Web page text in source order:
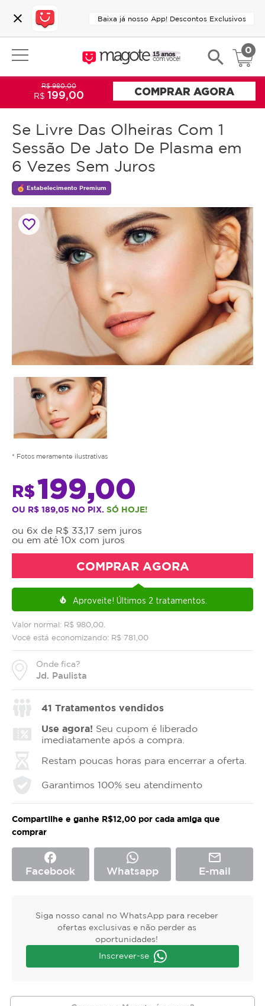
close Baixa já nosso App! Descontos Exclusivos
search 0
Se Livre Das Olheiras Com 1
Sessão De Jato De Plasma em
6 Vezes Sem Juros
Estabelecimento Premium
favorite_border
* Fotos meramente ilustrativas
Valor normal: R$ 980,00.
Você está economizando: R$ 781,00
Onde fica?
Jd. Paulista
R$199,00
OU R$ 189,05 NO PIX. SÓ HOJE!
ou 6x de R$ 33,17 sem juros
ou em até 10x com juros
COMPRAR AGORA
local_fire_department Aproveite! Últimos 2 tratamentos.
R$ 980,00
R$ 199,00 COMPRAR AGORA
41 Tratamentos vendidos
Use agora! Seu cupom é liberado
imediatamente após a compra.
Restam poucas horas para encerrar a oferta.
Garantimos 100% seu atendimento
Compartilhe e ganhe R$12,00 por cada amiga que
comprar
facebook
Facebook Whatsapp
mail_outline
E-mail
Siga nosso canal no WhatsApp para receber
ofertas exclusivas e não perder as
oportunidades!
Inscrever-se